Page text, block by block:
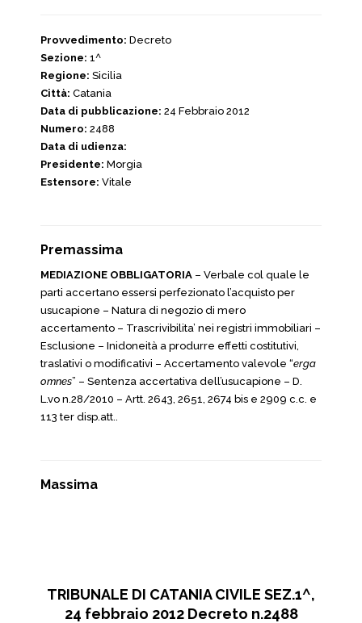
Provvedimento: Decreto
Sezione: 1^
Regione: Sicilia
Città: Catania
Data di pubblicazione: 24 Febbraio 2012
Numero: 2488
Data di udienza:
Presidente: Morgia
Estensore: Vitale
Premassima
MEDIAZIONE OBBLIGATORIA – Verbale col quale le
parti accertano essersi perfezionato l’acquisto per
usucapione – Natura di negozio di mero
accertamento – Trascrivibilita’ nei registri immobiliari –
Esclusione – Inidoneità a produrre effetti costitutivi,
traslativi o modificativi – Accertamento valevole “erga
omnes” – Sentenza accertativa dell’usucapione – D.
L.vo n.28/2010 – Artt. 2643, 2651, 2674 bis e 2909 c.c. e
113 ter disp.att..
Massima
TRIBUNALE DI CATANIA CIVILE SEZ.1^,
24 febbraio 2012 Decreto n.2488